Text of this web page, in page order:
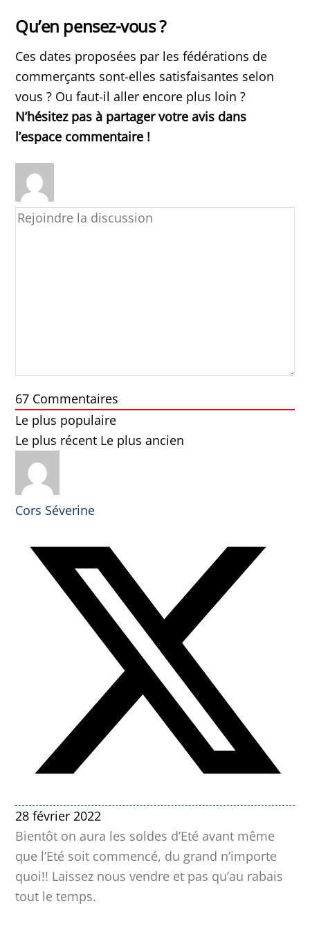
Qu’en pensez-vous ?
Ces dates proposées par les fédérations de
commerçants sont-elles satisfaisantes selon
vous ? Ou faut-il aller encore plus loin ?
N’hésitez pas à partager votre avis dans
l’espace commentaire !
67 Commentaires
Le plus populaire
Le plus récent Le plus ancien
Cors Séverine
28 février 2022
Bientôt on aura les soldes d’Eté avant même
que l’Eté soit commencé, du grand n’importe
quoi!! Laissez nous vendre et pas qu’au rabais
tout le temps.